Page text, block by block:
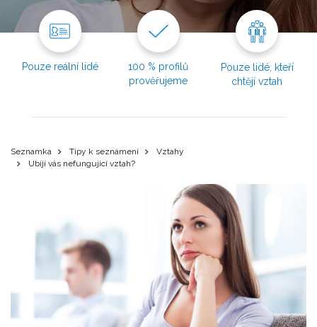
Pouze reální lidé
100 % profilů
prověřujeme
Pouze lidé, kteří
chtějí vztah
Seznamka Tipy k seznámení
Vztahy
Ubíjí vás nefungující vztah?